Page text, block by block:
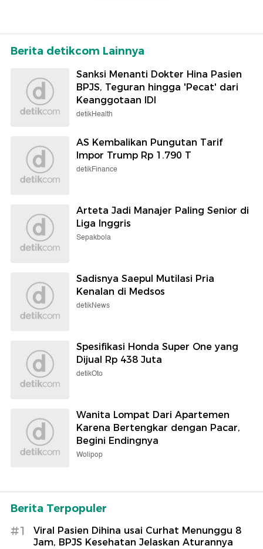
Berita detikcom Lainnya
Sanksi Menanti Dokter Hina Pasien
BPJS, Teguran hingga 'Pecat' dari
Keanggotaan IDI
detikHealth
AS Kembalikan Pungutan Tarif
Impor Trump Rp 1.790 T
detikFinance
Arteta Jadi Manajer Paling Senior di
Liga Inggris
Sepakbola
Sadisnya Saepul Mutilasi Pria
Kenalan di Medsos
detikNews
Spesifikasi Honda Super One yang
Dijual Rp 438 Juta
detikOto
Wanita Lompat Dari Apartemen
Karena Bertengkar dengan Pacar,
Begini Endingnya
Wolipop
Berita Terpopuler
#1
Viral Pasien Dihina usai Curhat Menunggu 8
Jam, BPJS Kesehatan Jelaskan Aturannya